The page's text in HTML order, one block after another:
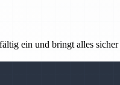
ein und bringt alles